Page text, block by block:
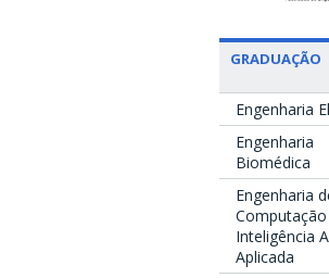
GRADUAÇÃO
Engenharia
Engenharia
Biomédica
Engenharia
Inteligência
Aplicada